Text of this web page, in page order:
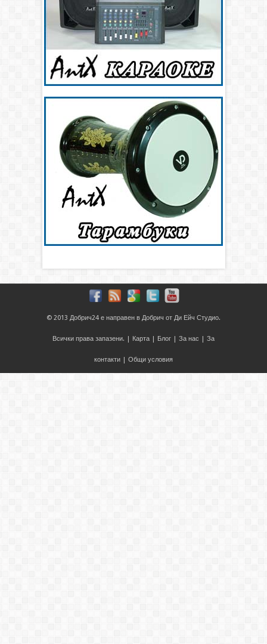
© 2013 Добрич24 е направен в Добрич от Ди Ейч Студио.
Всички права запазени. | Карта Блог За нас За
контакти Общи условия